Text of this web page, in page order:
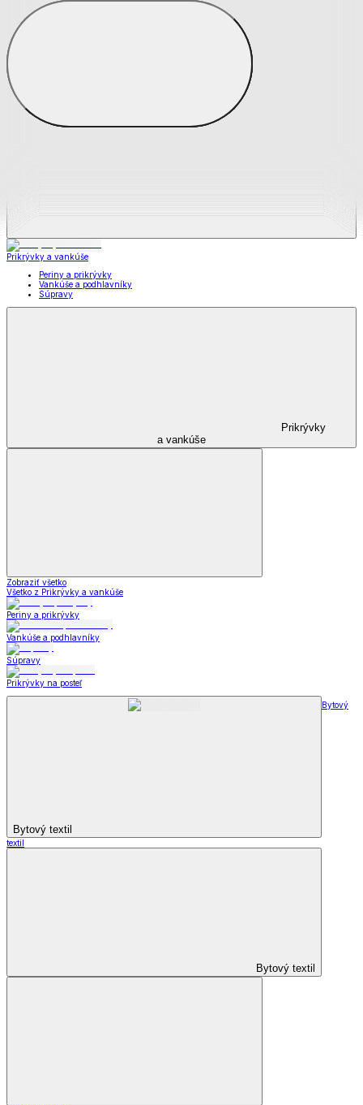
Zobraziť všetko
Všetko z Matrace a matracové chrániče
Matrace
Chrániče na matrace
Prikrývky a vankúše
Periny a prikrývky
Vankúše a podhlavníky
Súpravy
Prikrývky
a vankúše
Zobraziť všetko
Všetko z Prikrývky a vankúše
Periny a prikrývky
Vankúše a podhlavníky
Súpravy
Prikrývky na posteľ
Bytový textil
Bytový
textil
Bytový textil